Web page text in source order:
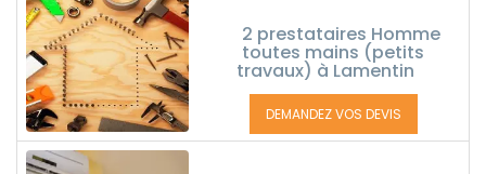
2 prestataires Homme
toutes mains (petits
travaux) à Lamentin
DEMANDEZ VOS DEVIS